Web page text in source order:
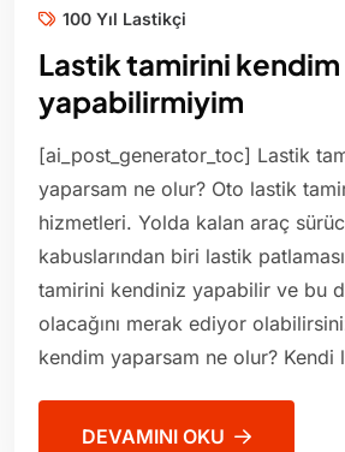
100 Yıl Lastikçi
Lastik tamirini kendim
yapabilirmiyim
[ai_post_generator_toc] Lastik
yaparsam ne olur? Oto lastik
hizmetleri. Yolda kalan araç
kabuslarından biri lastik
tamirini kendiniz yapabilir ve bu
olacağını merak ediyor
kendim yaparsam ne olur? Kendi
DEVAMINI OKU